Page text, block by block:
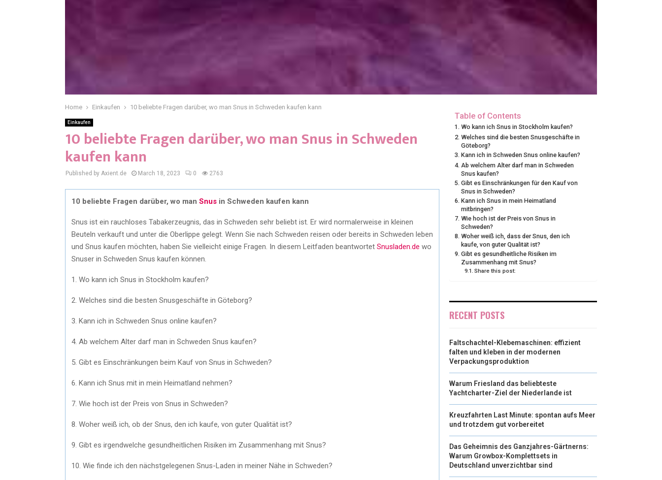
Home Einkaufen 10 beliebte Fragen darüber, wo man Snus in Schweden kaufen kann
Einkaufen
10 beliebte Fragen darüber, wo man Snus in Schweden
kaufen kann
Published by Axient.de March 18, 2023 0 2763
10 beliebte Fragen darüber, wo man Snus in Schweden kaufen kann
Snus ist ein rauchloses Tabakerzeugnis, das in Schweden sehr beliebt ist. Er wird normalerweise in kleinen
Beuteln verkauft und unter die Oberlippe gelegt. Wenn Sie nach Schweden reisen oder bereits in Schweden leben
und Snus kaufen möchten, haben Sie vielleicht einige Fragen. In diesem Leitfaden beantwortet Snusladen.de wo
Snuser in Schweden Snus kaufen können.
1. Wo kann ich Snus in Stockholm kaufen?
2. Welches sind die besten Snusgeschäfte in Göteborg?
3. Kann ich in Schweden Snus online kaufen?
4. Ab welchem Alter darf man in Schweden Snus kaufen?
5. Gibt es Einschränkungen beim Kauf von Snus in Schweden?
6. Kann ich Snus mit in mein Heimatland nehmen?
7. Wie hoch ist der Preis von Snus in Schweden?
8. Woher weiß ich, ob der Snus, den ich kaufe, von guter Qualität ist?
9. Gibt es irgendwelche gesundheitlichen Risiken im Zusammenhang mit Snus?
10. Wie finde ich den nächstgelegenen Snus-Laden in meiner Nähe in Schweden?
Table of Contents
Wo kann ich Snus in Stockholm kaufen?
Welches sind die besten Snusgeschäfte in
Göteborg?
Kann ich in Schweden Snus online kaufen?
Ab welchem Alter darf man in Schweden
Snus kaufen?
Gibt es Einschränkungen für den Kauf von
Snus in Schweden?
Kann ich Snus in mein Heimatland
mitbringen?
Wie hoch ist der Preis von Snus in
Schweden?
Woher weiß ich, dass der Snus, den ich
kaufe, von guter Qualität ist?
Gibt es gesundheitliche Risiken im
Zusammenhang mit Snus?
Share this post:
RECENT POSTS
Faltschachtel-Klebemaschinen: effizient
falten und kleben in der modernen
Verpackungsproduktion
Warum Friesland das beliebteste
Yachtcharter-Ziel der Niederlande ist
Kreuzfahrten Last Minute: spontan aufs Meer
und trotzdem gut vorbereitet
Das Geheimnis des Ganzjahres-Gärtnerns:
Warum Growbox-Komplettsets in
Deutschland unverzichtbar sind